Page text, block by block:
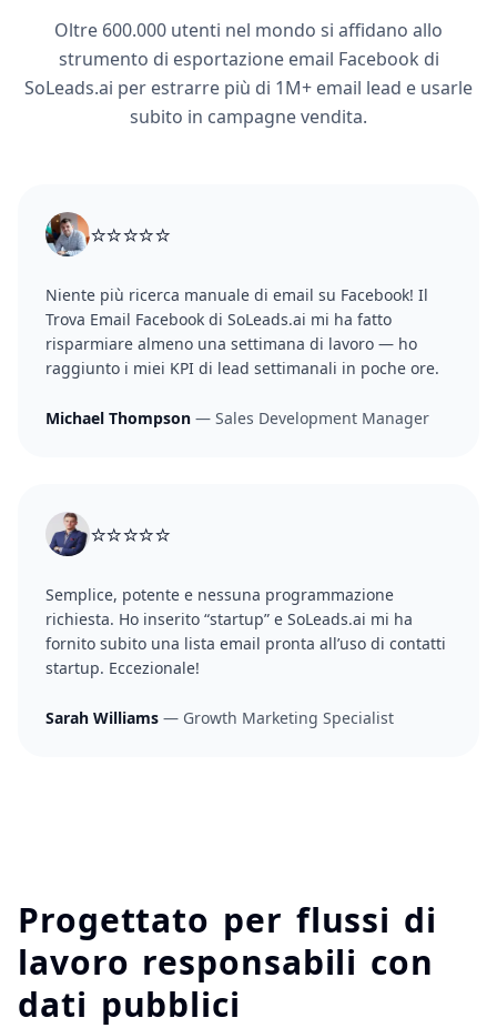
Oltre 600.000 utenti nel mondo si affidano allo
strumento di esportazione email Facebook di
SoLeads.ai per estrarre più di 1M+ email lead e usarle
subito in campagne vendita.
⭐⭐⭐⭐⭐
Niente più ricerca manuale di email su Facebook! Il
Trova Email Facebook di SoLeads.ai mi ha fatto
risparmiare almeno una settimana di lavoro — ho
raggiunto i miei KPI di lead settimanali in poche ore.
Michael Thompson — Sales Development Manager
⭐⭐⭐⭐⭐
Semplice, potente e nessuna programmazione
richiesta. Ho inserito “startup” e SoLeads.ai mi ha
fornito subito una lista email pronta all’uso di contatti
startup. Eccezionale!
Sarah Williams — Growth Marketing Specialist
Progettato per flussi di
lavoro responsabili con
dati pubblici